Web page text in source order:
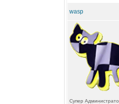
wasp
Супер